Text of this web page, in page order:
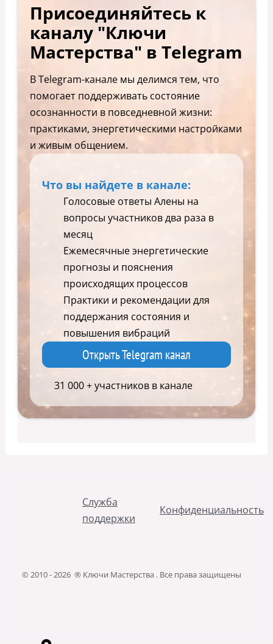
Присоединяйтесь к
каналу "Ключи
Мастерства" в Telegram
В Telegram-канале мы делимся тем, что
помогает поддерживать состояние
осознанности в повседневной жизни:
практиками, энергетическими настройками
и живым общением.
Что вы найдете в канале:
Голосовые ответы Алены на
вопросы участников два раза в
месяц
Ежемесячные энергетические
прогнозы и пояснения
происходящих процессов
Практики и рекомендации для
поддержания состояния и
повышения вибраций
Открыть Telegram канал
31 000 + участников в канале
Служба
поддержки
Конфиденциальность
© 2010 - 2026 ® Ключи Мастерства . Все права защищены